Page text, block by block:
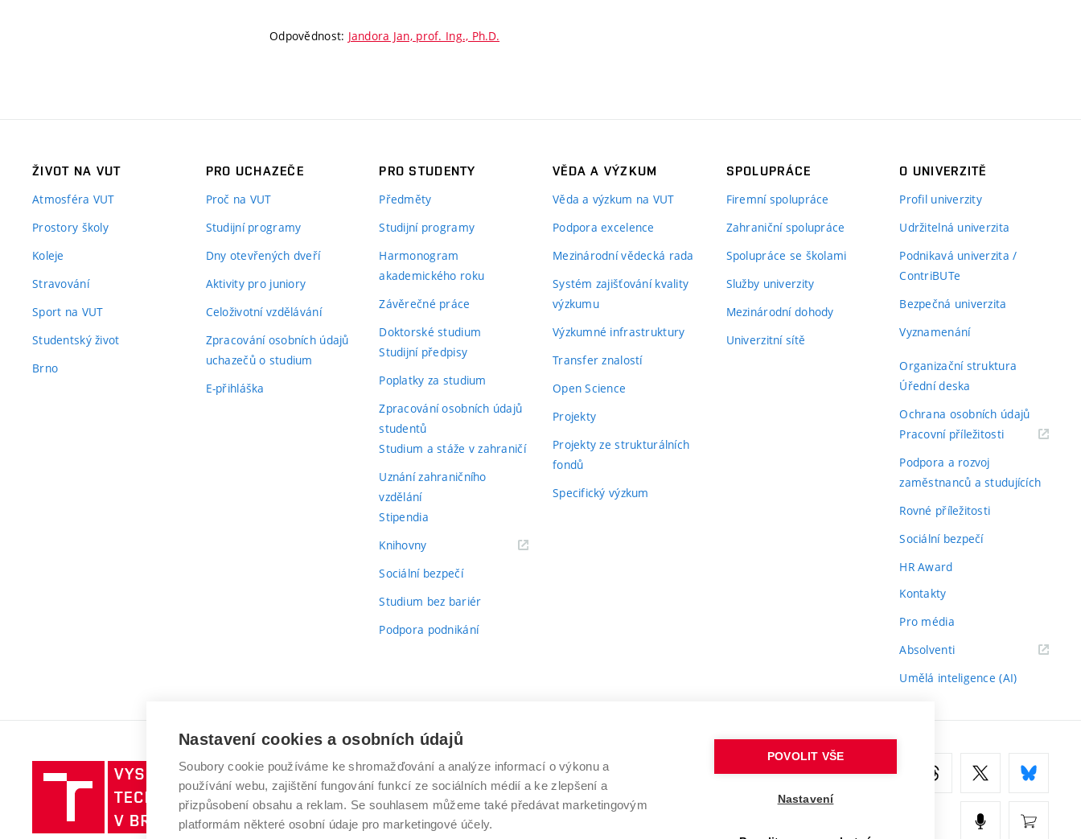
Odpovědnost: Jandora Jan, prof. Ing., Ph.D.
ŽIVOT NA VUT
Atmosféra VUT
Prostory školy
Koleje
Stravování
Sport na VUT
Studentský život
Brno
PRO UCHAZEČE
Proč na VUT
Studijní programy
Dny otevřených dveří
Aktivity pro juniory
Celoživotní vzdělávání
Zpracování osobních údajů
uchazečů o studium
E-přihláška
PRO STUDENTY
Předměty
Studijní programy
Harmonogram
akademického roku
Závěrečné práce
Doktorské studium
Studijní předpisy
Poplatky za studium
Zpracování osobních údajů
studentů
Studium a stáže v zahraničí
Uznání zahraničního
vzdělání
Stipendia
Knihovny(externí
Sociální bezpečí
Studium bez bariér
Podpora podnikání
VĚDA A VÝZKUM
Věda a výzkum na VUT
Podpora excelence
Mezinárodní vědecká rada
Systém zajišťování kvality
výzkumu
Výzkumné infrastruktury
Transfer znalostí
Open Science
Projekty
Projekty ze strukturálních
fondů
Specifický výzkum
SPOLUPRÁCE
Firemní spolupráce
Zahraniční spolupráce
Spolupráce se školami
Služby univerzity
Mezinárodní dohody
Univerzitní sítě
O UNIVERZITĚ
Profil univerzity
Udržitelná univerzita
Podnikavá univerzita /
ContriBUTe
Bezpečná univerzita
Vyznamenání
Organizační struktura
Úřední deska
Ochrana osobních údajů
Pracovní příležitosti(externí
Podpora a rozvoj
zaměstnanců a studujících
Rovné příležitosti
Sociální bezpečí
HR Award
Kontakty
Pro média
Absolventi(externí
Umělá inteligence (AI)
Vysoké
učení
technické
v
VYSOKÉ UČENÍ TECHNICKÉ V BRNĚ
Antonínská 548/1
602 00 Brno
www.vut.cz
Nastavení cookies a osobních údajů
Soubory cookie používáme ke shromažďování a analýze informací o výkonu a
používání webu, zajištění fungování funkcí ze sociálních médií a ke zlepšení a
přizpůsobení obsahu a reklam. Se souhlasem můžeme také předávat marketingovým
platformám některé osobní údaje pro marketingové účely.
POVOLIT VŠE
Nastavení